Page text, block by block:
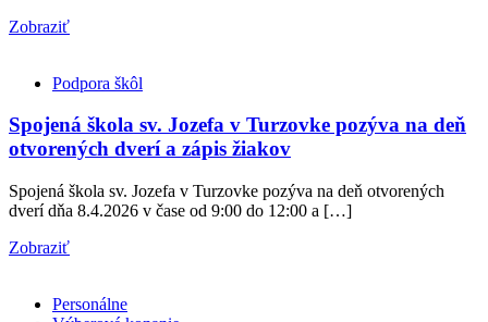
Zobraziť
Podpora škôl
Spojená škola sv. Jozefa v Turzovke pozýva na deň
otvorených dverí a zápis žiakov
Spojená škola sv. Jozefa v Turzovke pozýva na deň otvorených
dverí dňa 8.4.2026 v čase od 9:00 do 12:00 a […]
Zobraziť
Personálne